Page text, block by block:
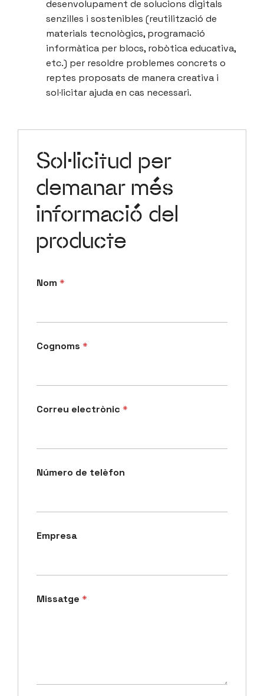
desenvolupament de solucions digitals
senzilles i sostenibles (reutilització de
materials tecnològics, programació
informàtica per blocs, robòtica educativa,
etc.) per resoldre problemes concrets o
reptes proposats de manera creativa i
sol·licitar ajuda en cas necessari.
Sol·licitud per
demanar més
informació del
producte
Nom *
Cognoms *
Correu electrònic *
Número de telèfon
Empresa
Missatge *